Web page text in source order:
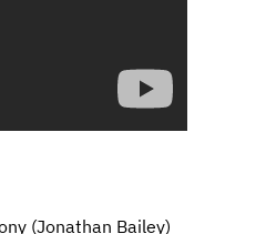
(Jonathan Bailey)